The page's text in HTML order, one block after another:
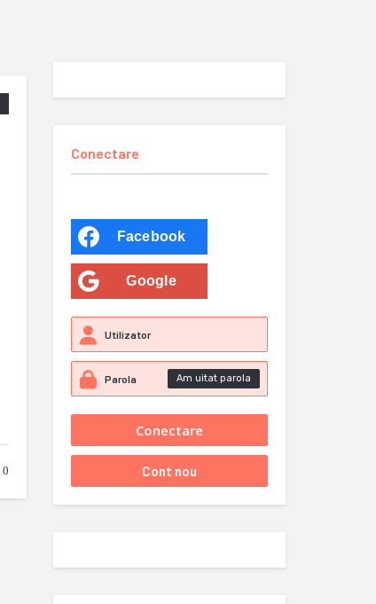
0
Conectare
Facebook
Google
Am uitat parola